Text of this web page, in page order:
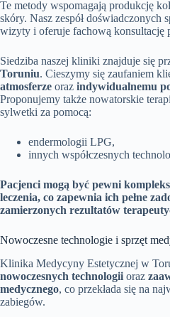
Te metody wspomagają produkcję
skóry. Nasz zespół doświadczonych
wizyty i oferuje fachową konsultację
Siedziba naszej kliniki znajduje się
Toruniu. Cieszymy się zaufaniem
atmosferze oraz indywidualnemu
Proponujemy także nowatorskie
sylwetki za pomocą:
endermologii LPG,
innych współczesnych
Pacjenci mogą być pewni
leczenia, co zapewnia ich pełne
zamierzonych rezultatów
Nowoczesne technologie i sprzęt
Klinika Medycyny Estetycznej w
nowoczesnych technologii oraz
medycznego, co przekłada się na
zabiegów.